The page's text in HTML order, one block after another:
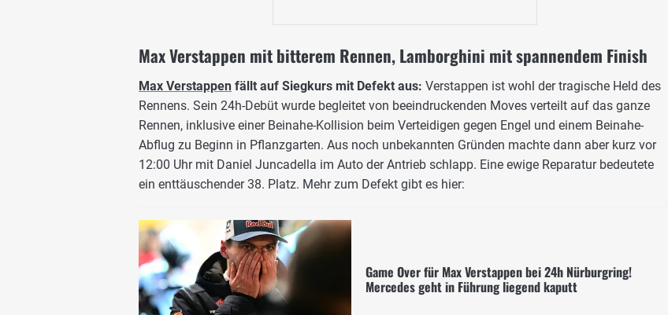
Max Verstappen mit bitterem Rennen, Lamborghini mit spannendem Finish
Max Verstappen fällt auf Siegkurs mit Defekt aus: Verstappen ist wohl der tragische Held des
Rennens. Sein 24h-Debüt wurde begleitet von beeindruckenden Moves verteilt auf das ganze
Rennen, inklusive einer Beinahe-Kollision beim Verteidigen gegen Engel und einem Beinahe-
Abflug zu Beginn in Pflanzgarten. Aus noch unbekannten Gründen machte dann aber kurz vor
12:00 Uhr mit Daniel Juncadella im Auto der Antrieb schlapp. Eine ewige Reparatur bedeutete
ein enttäuschender 38. Platz. Mehr zum Defekt gibt es hier:
Game Over für Max Verstappen bei 24h Nürburgring!
Mercedes geht in Führung liegend kaputt